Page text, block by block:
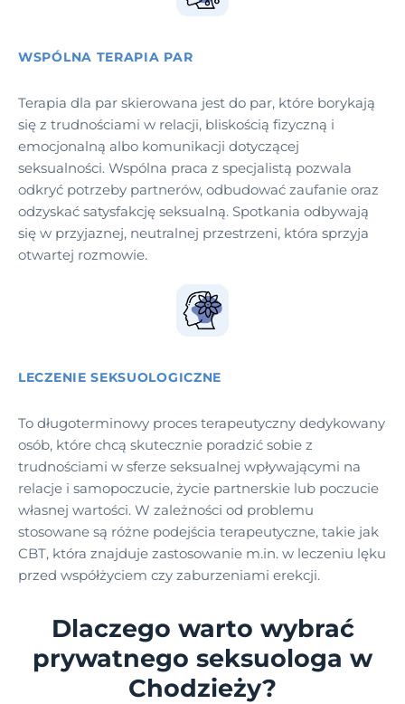
WSPÓLNA TERAPIA PAR
Terapia dla par skierowana jest do par, które borykają
się z trudnościami w relacji, bliskością fizyczną i
emocjonalną albo komunikacji dotyczącej
seksualności. Wspólna praca z specjalistą pozwala
odkryć potrzeby partnerów, odbudować zaufanie oraz
odzyskać satysfakcję seksualną. Spotkania odbywają
się w przyjaznej, neutralnej przestrzeni, która sprzyja
otwartej rozmowie.
LECZENIE SEKSUOLOGICZNE
To długoterminowy proces terapeutyczny dedykowany
osób, które chcą skutecznie poradzić sobie z
trudnościami w sferze seksualnej wpływającymi na
relacje i samopoczucie, życie partnerskie lub poczucie
własnej wartości. W zależności od problemu
stosowane są różne podejścia terapeutyczne, takie jak
CBT, która znajduje zastosowanie m.in. w leczeniu lęku
przed współżyciem czy zaburzeniami erekcji.
Dlaczego warto wybrać
prywatnego seksuologa w
Chodzieży?